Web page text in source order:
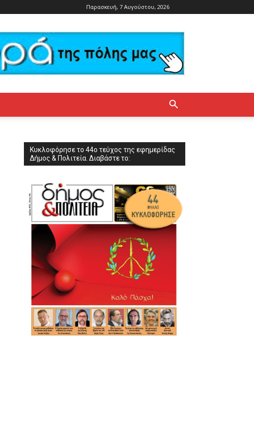
Παρασκευή, 7 Αυγούστου, 2026
Κυκλοφόρησε το 44ο τεύχος της εφημερίδας
Δήμος & Πολιτεία. Διαβάστε το: